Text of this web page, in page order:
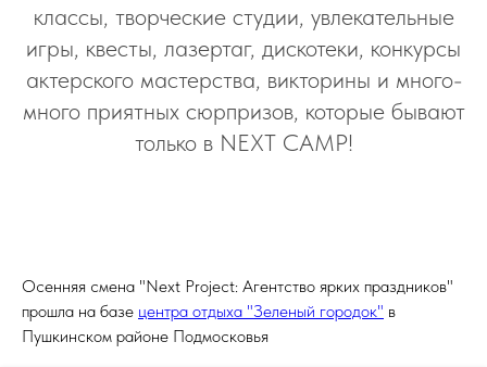
классы, творческие студии, увлекательные
игры, квесты, лазертаг, дискотеки, конкурсы
актерского мастерства, викторины и много-
много приятных сюрпризов, которые бывают
только в NEXT CAMP!
Осенняя смена "Next Project: Агентство ярких праздников"
прошла на базе центра отдыха "Зеленый городок" в
Пушкинском районе Подмосковья